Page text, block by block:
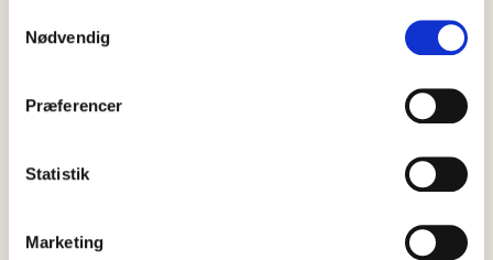
Nødvendig
Præferencer
Statistik
Marketing
Skagen får torsdag den 6. august endnu…